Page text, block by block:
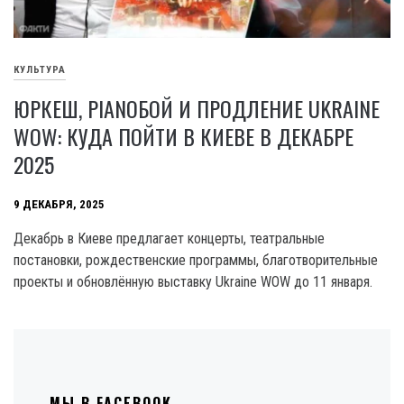
КУЛЬТУРА
ЮРКЕШ, PIANOБОЙ И ПРОДЛЕНИЕ UKRAINE
WOW: КУДА ПОЙТИ В КИЕВЕ В ДЕКАБРЕ
2025
9 ДЕКАБРЯ, 2025
Декабрь в Киеве предлагает концерты, театральные
постановки, рождественские программы, благотворительные
проекты и обновлённую выставку Ukraine WOW до 11 января.